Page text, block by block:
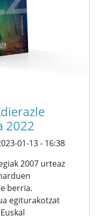
2022
01-13 - 16:38
2007 urteaz
berria.
egiturakotzat